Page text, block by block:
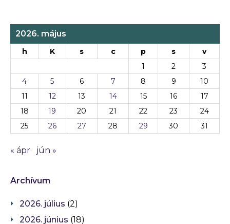
2026. május
h K s c p s
v
1
2
3
4
5 6 7 8 9
10
11
12 13 14 15 16
17
18
19 20 21 22 23
24
25
26 27 28 29 30 31
« ápr jún »
Archívum
2026. július (2)
2026. június (18)